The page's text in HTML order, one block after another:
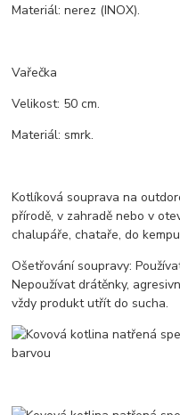
Materiál: nerez (INOX).
Vařečka
Velikost: 50 cm.
Materiál: smrk.
Kotlíková souprava na
přírodě, v zahradě nebo v
chalupáře, chataře, do
Ošetřování soupravy:
Nepoužívat drátěnky,
vždy produkt utřít do sucha.